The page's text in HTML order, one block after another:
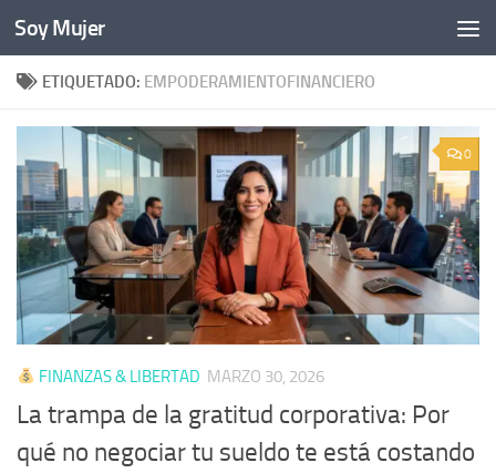
Bajo el contenido
Soy Mujer
ETIQUETADO: EMPODERAMIENTOFINANCIERO
0
FINANZAS & LIBERTAD MARZO 30, 2026
La trampa de la gratitud corporativa: Por
qué no negociar tu sueldo te está costando